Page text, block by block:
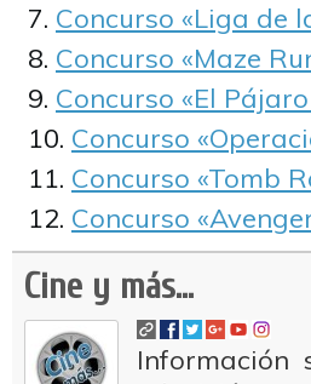
Concurso «Liga de
Concurso «Maze
Concurso «El
Concurso
Concurso «Tomb
Concurso
Cine y más...
Información